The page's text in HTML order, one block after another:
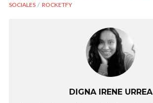
SOCIALES
ROCKETFY
DIGNA IRENE URREA